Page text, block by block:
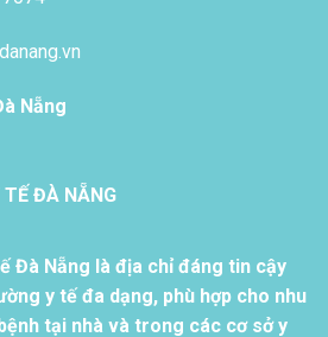
Nẵng
TẾ ĐÀ NẴNG
Đà Nẵng là địa chỉ đáng tin cậy
y tế đa dạng, phù hợp cho nhu
tại nhà và trong các cơ sở y